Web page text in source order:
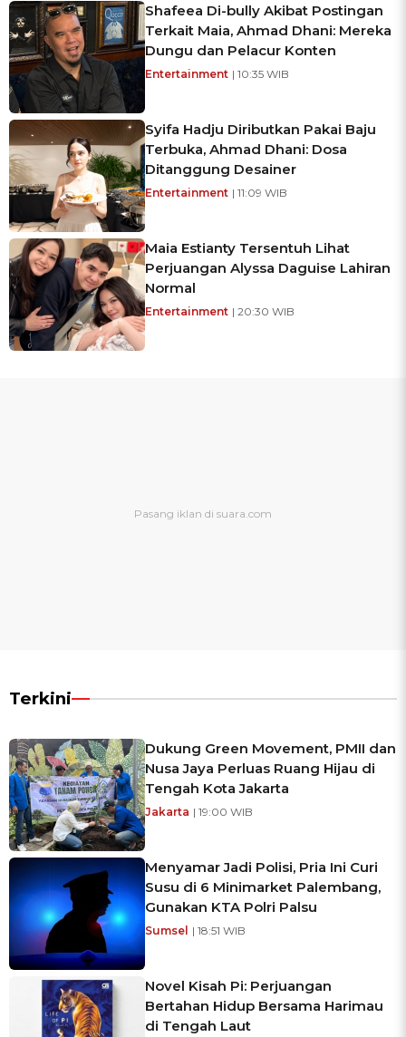
Shafeea Di-bully Akibat Postingan
Terkait Maia, Ahmad Dhani: Mereka
Dungu dan Pelacur Konten
Entertainment | 10:35 WIB
Syifa Hadju Diributkan Pakai Baju
Terbuka, Ahmad Dhani: Dosa
Ditanggung Desainer
Entertainment | 11:09 WIB
Maia Estianty Tersentuh Lihat
Perjuangan Alyssa Daguise Lahiran
Normal
Entertainment | 20:30 WIB
Terkini
Dukung Green Movement, PMII dan
Nusa Jaya Perluas Ruang Hijau di
Tengah Kota Jakarta
Jakarta | 19:00 WIB
Menyamar Jadi Polisi, Pria Ini Curi
Susu di 6 Minimarket Palembang,
Gunakan KTA Polri Palsu
Sumsel | 18:51 WIB
Novel Kisah Pi: Perjuangan
Bertahan Hidup Bersama Harimau
di Tengah Laut